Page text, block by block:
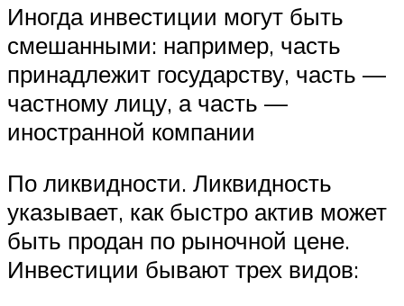
Иногда инвестиции могут быть
смешанными: например, часть
принадлежит государству, часть —
частному лицу, а часть —
иностранной компании
По ликвидности. Ликвидность
указывает, как быстро актив может
быть продан по рыночной цене.
Инвестиции бывают трех видов: